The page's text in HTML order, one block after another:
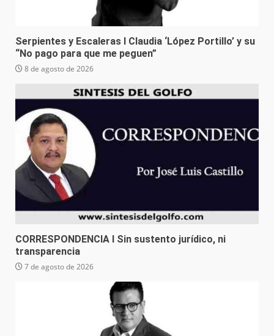
Serpientes y Escaleras I Claudia ‘López Portillo’ y su
“No pago para que me peguen”
8 de agosto de 2026
CORRESPONDENCIA I Sin sustento jurídico, ni
transparencia
7 de agosto de 2026